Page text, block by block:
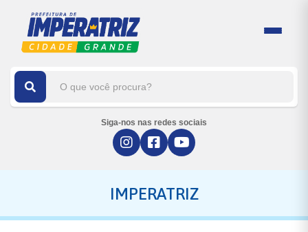
Siga-nos nas redes sociais
IMPERATRIZ